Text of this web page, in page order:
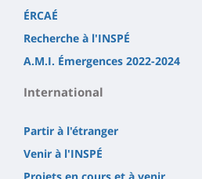
ÉRCAÉ
Recherche à l'INSPÉ
A.M.I. Émergences 2022-2024
International
Partir à l'étranger
Venir à l'INSPÉ